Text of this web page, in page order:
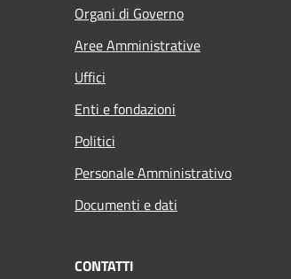
Organi di Governo
Aree Amministrative
Uffici
Enti e fondazioni
Politici
Personale Amministrativo
Documenti e dati
CONTATTI